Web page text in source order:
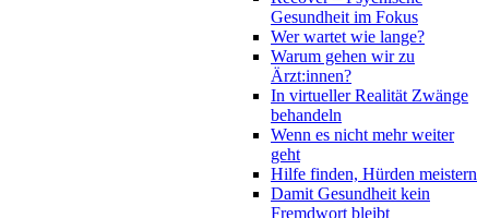
Gesundheit im Fokus
Wer wartet wie lange?
Warum gehen wir zu
Ärzt:innen?
In virtueller Realität Zwänge
behandeln
Wenn es nicht mehr weiter
geht
Hilfe finden, Hürden meistern
Damit Gesundheit kein
Fremdwort bleibt